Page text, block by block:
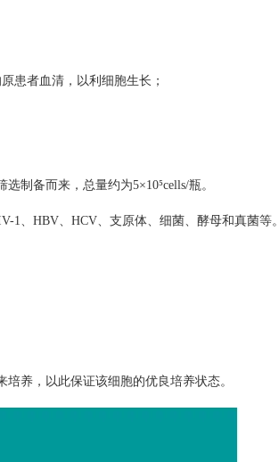
患者血清，以利细胞生长；
选制备而来，总量约为5×10⁵cells/瓶。
1、 HBV、 HCV、支原体、细菌、酵母和真菌等。
养，以此保证该细胞的优良培养状态。